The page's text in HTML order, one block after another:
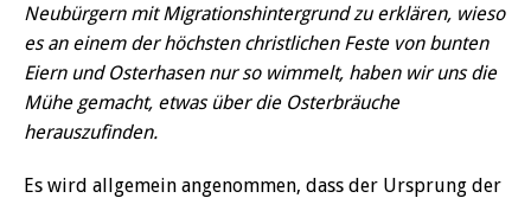
Neubürgern mit Migrationshintergrund zu erklären, wieso
es an einem der höchsten christlichen Feste von bunten
Eiern und Osterhasen nur so wimmelt, haben wir uns die
Mühe gemacht, etwas über die Osterbräuche
herauszufinden.
Es wird allgemein angenommen, dass der Ursprung der